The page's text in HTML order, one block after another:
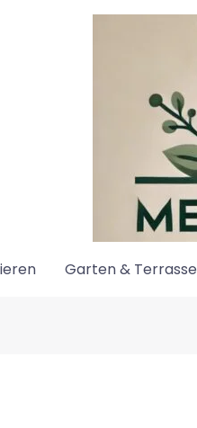
Garten & Terrasse